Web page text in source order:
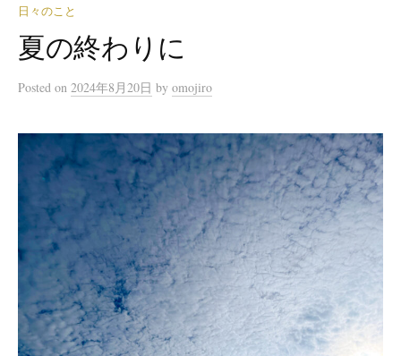
ッ
プ
日々のこと
夏の終わりに
Posted on 2024年8月20日 by omojiro